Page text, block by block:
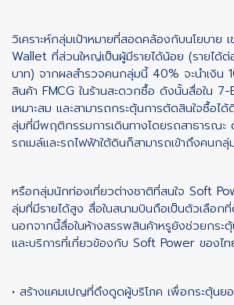
วิเคราะห์กลุ่มเป้าหมายที่สอดคล้องกับนโยบาย
Wallet ที่ส่วนใหญ่เป็นผู้มีรายได้น้อย (รายได้
บาท) จากผลสำรวจคนกลุ่มนี้ 40% จะนำเงิน
สินค้า FMCG ในร้านสะดวกซื้อ ดังนั้นสื่อใน
เหมาะสม และสามารถกระตุ้นการตัดสินใจซื้อไ
ลุ่มที่มีพฤติกรรมการเดินทางโดยรถสาธารณะ
รถเมล์และรถไฟฟ้าใต้ดินก็สามารถเข้าถึงคนกลุ่
หรือกลุ่มนักท่องเที่ยวต่างชาติที่สนใจ Soft
ลุ่มที่มีรายได้สูง สื่อในสนามบินถือเป็นตัวเลือกที่
นอกจากนี้สื่อในห้างสรรพสินค้าหรูยังช่วยกระ
และบริการที่เกี่ยวข้องกับ Soft Power ของไท
• สร้างแคมเปญที่ดึงดูดผู้บริโภค เพื่อกระตุ้นย